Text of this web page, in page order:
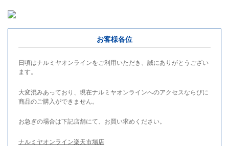
お客様各位
日頃はナルミヤオンラインをご利用いただき、誠にありがとうござい
ます。
大変混みあっており、現在ナルミヤオンラインへのアクセスならびに
商品のご購入ができません。
お急ぎの場合は下記店舗にて、お買い求めください。
ナルミヤオンライン楽天市場店